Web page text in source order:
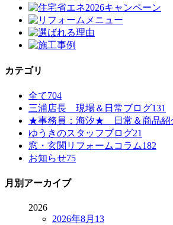
カテゴリ
全て704
三浦店長 現場＆日常ブログ131
★事務員：海汐★ 日常＆商品
ゆうきのスタッフブログ21
窓・玄関リフォームコラム182
お知らせ75
月別アーカイブ
2026
2026年8月 13